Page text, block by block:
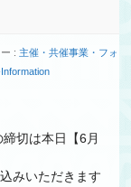
ー :主催・共催事業・フォ
切は本日【6月
みいただきます